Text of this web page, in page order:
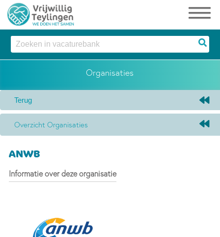
Organisaties
Overzicht Organisaties
ANWB
Informatie over deze organisatie